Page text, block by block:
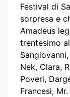
Festival di
sorpresa e
Amadeus
trentesimo
Nek, Clara,
Poveri,
Francesi,